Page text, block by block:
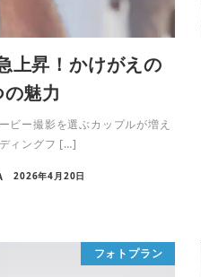
上昇！かけがえの
魅力
ビー撮影を選ぶカップルが増え
ィングフ […]
2026年4月20日
フォトプラン